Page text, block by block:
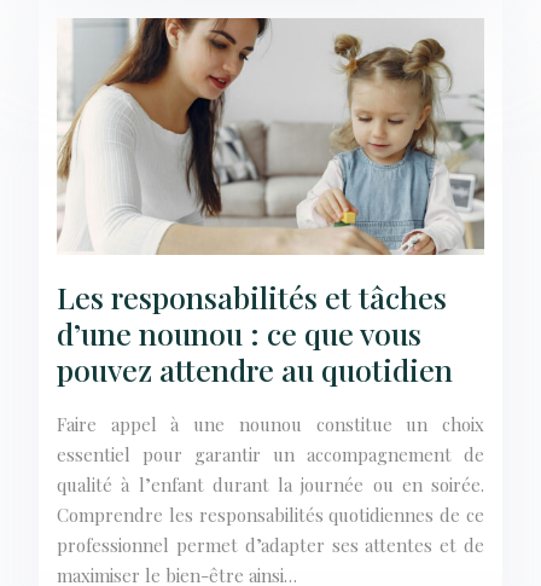
Les responsabilités et tâches
d’une nounou : ce que vous
pouvez attendre au quotidien
Faire appel à une nounou constitue un choix
essentiel pour garantir un accompagnement de
qualité à l’enfant durant la journée ou en soirée.
Comprendre les responsabilités quotidiennes de ce
professionnel permet d’adapter ses attentes et de
maximiser le bien-être ainsi…